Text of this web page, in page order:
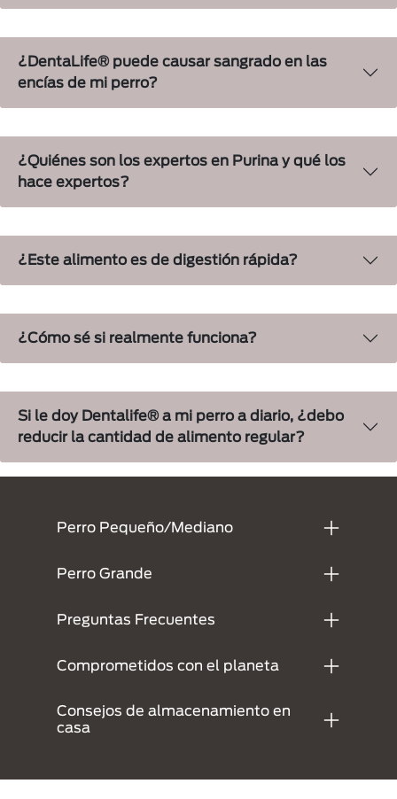
¿DentaLife® puede causar sangrado en las
encías de mi perro?
¿Quiénes son los expertos en Purina y qué los
hace expertos?
¿Este alimento es de digestión rápida?
¿Cómo sé si realmente funciona?
Si le doy Dentalife® a mi perro a diario, ¿debo
reducir la cantidad de alimento regular?
Perro Pequeño/Mediano
Perro Grande
Preguntas Frecuentes
Comprometidos con el planeta
Consejos de almacenamiento en
casa